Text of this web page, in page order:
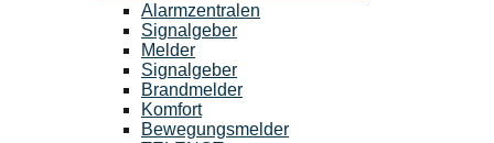
Alarmzentralen
Signalgeber
Melder
Signalgeber
Brandmelder
Komfort
Bewegungsmelder